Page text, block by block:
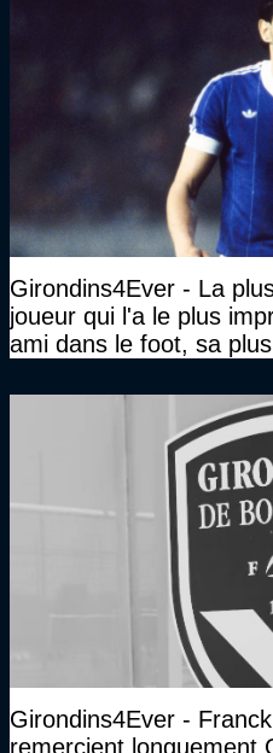
Girondins4Ever - La
joueur qui l'a le plus
ami dans le foot, sa
Girondins4Ever -
remercient longuement